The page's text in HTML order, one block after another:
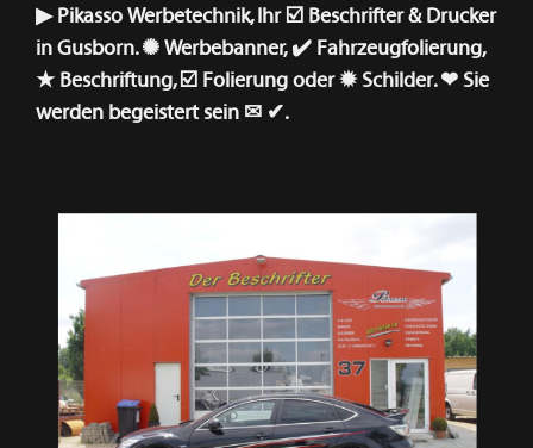
▶︎ Pikasso Werbetechnik, Ihr ☑️ Beschrifter & Drucker
in Gusborn. ✺ Werbebanner, ✔️ Fahrzeugfolierung,
★ Beschriftung, ☑️ Folierung oder ✹ Schilder. ❤ Sie
werden begeistert sein ✉ ✔.